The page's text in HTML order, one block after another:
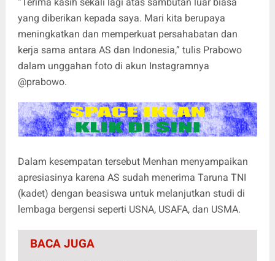
yang diberikan kepada saya. Mari kita berupaya
meningkatkan dan memperkuat persahabatan dan
kerja sama antara AS dan Indonesia,” tulis Prabowo
dalam unggahan foto di akun Instagramnya
@prabowo.
Dalam kesempatan tersebut Menhan menyampaikan
apresiasinya karena AS sudah menerima Taruna TNI
(kadet) dengan beasiswa untuk melanjutkan studi di
lembaga bergensi seperti USNA, USAFA, dan USMA.
BACA JUGA